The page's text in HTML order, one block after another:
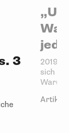
3
2019
sich
Artikel